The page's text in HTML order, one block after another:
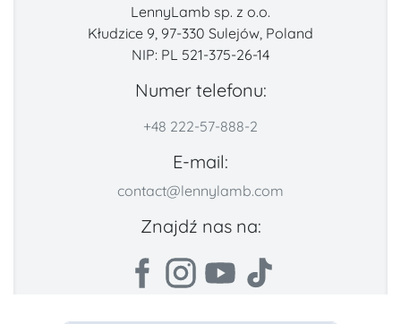
LennyLamb sp. z o.o.
Kłudzice 9, 97-330 Sulejów, Poland
NIP: PL 521-375-26-14
Numer telefonu:
+48 222-57-888-2
E-mail:
contact@lennylamb.com
Znajdź nas na: